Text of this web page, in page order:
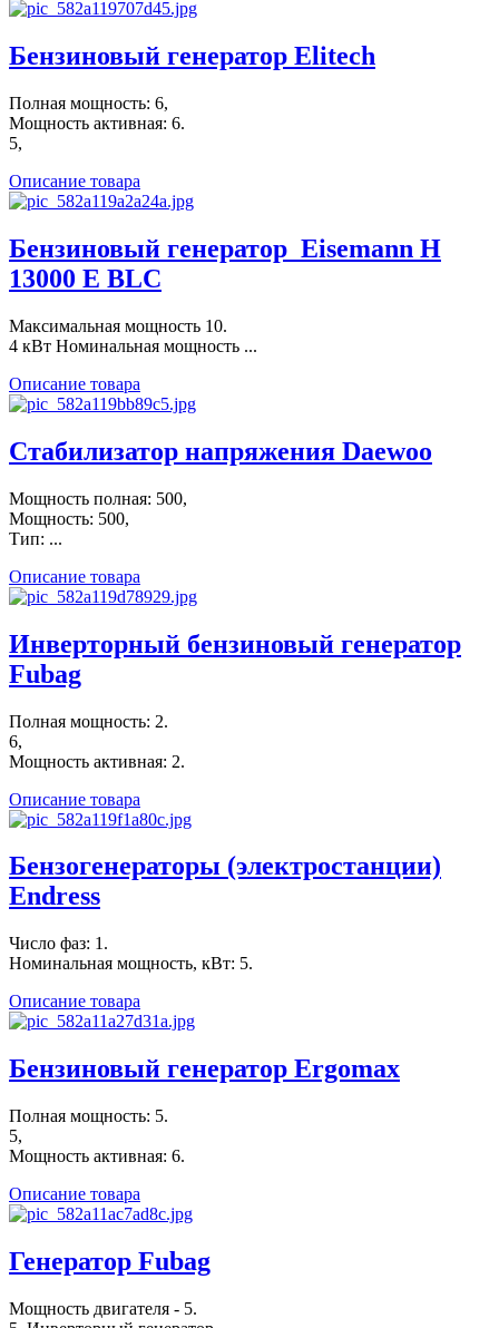
Бензиновый генератор Elitech
Полная мощность: 6,
Мощность активная: 6.
5,
Описание товара
Бензиновый генератор_Eisemann H
13000 E BLC
Максимальная мощность 10.
4 кВт Номинальная мощность ...
Описание товара
Стабилизатор напряжения Daewoo
Мощность полная: 500,
Мощность: 500,
Тип: ...
Описание товара
Инверторный бензиновый генератор
Fubag
Полная мощность: 2.
6,
Мощность активная: 2.
Описание товара
Бензогенераторы (электростанции)
Endress
Число фаз: 1.
Номинальная мощность, кВт: 5.
Описание товара
Бензиновый генератор Ergomax
Полная мощность: 5.
5,
Мощность активная: 6.
Описание товара
Генератор Fubag
Мощность двигателя - 5.